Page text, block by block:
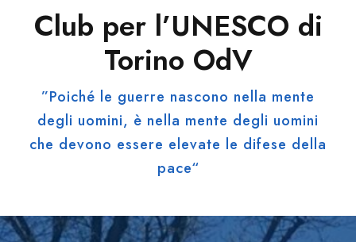
Club per l’UNESCO di
Torino OdV
”Poiché le guerre nascono nella mente
degli uomini, è nella mente degli uomini
che devono essere elevate le difese della
pace“